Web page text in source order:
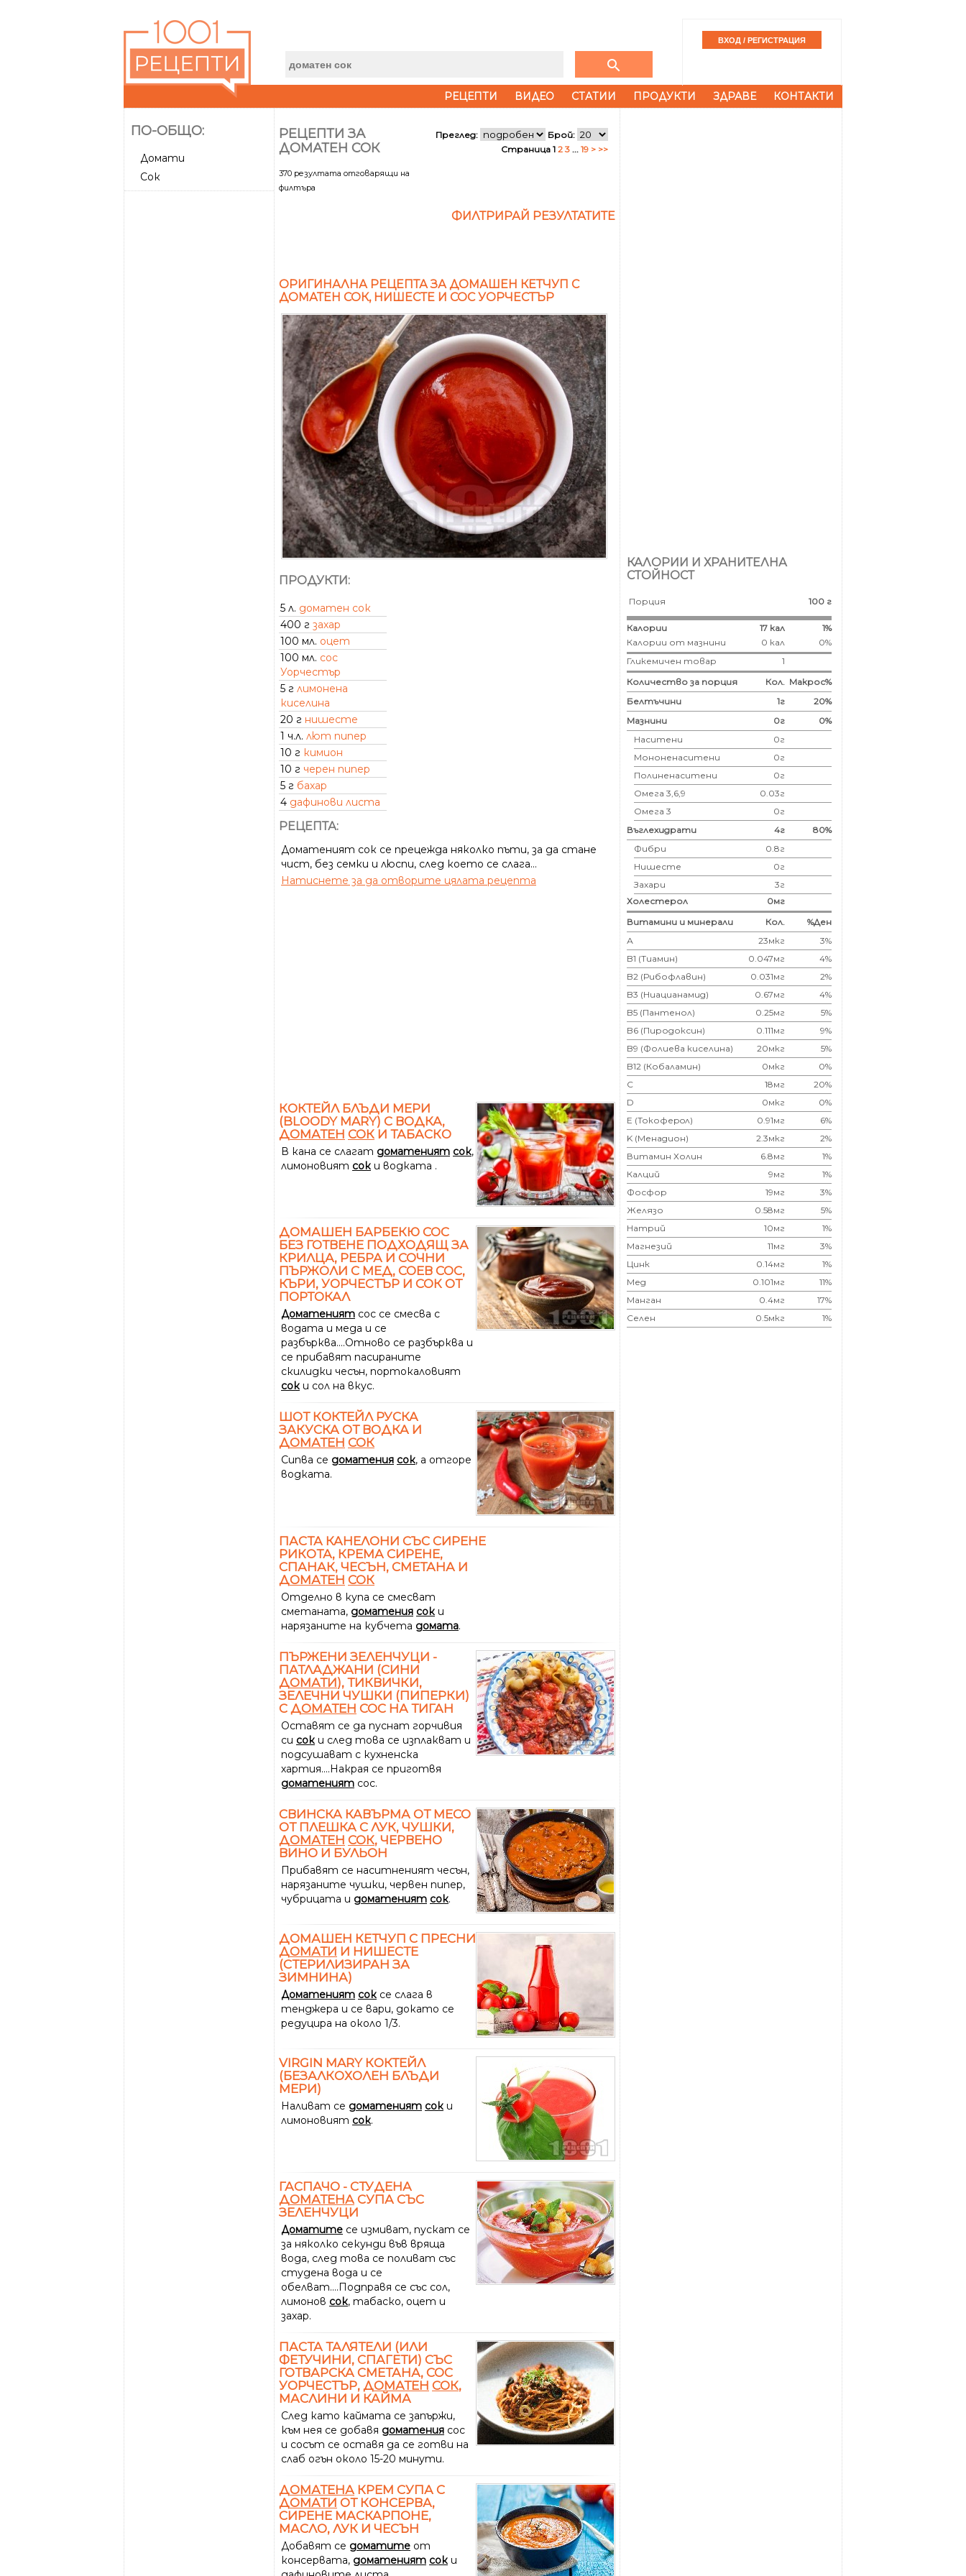
search
РЕЦЕПТИ ВИДЕО СТАТИИ ПРОДУКТИ ЗДРАВЕ КОНТАКТИ
ПО-ОБЩО:
Домати
Сок
РЕЦЕПТИ ЗА
ДОМАТЕН СОК
370 резултата отговарящи на
филтъра
Преглед:
Брой:
Страница 1 2 3 ... 19 > >>
ФИЛТРИРАЙ РЕЗУЛТАТИТЕ
ОРИГИНАЛНА РЕЦЕПТА ЗА ДОМАШЕН КЕТЧУП С
ДОМАТЕН СОК, НИШЕСТЕ И СОС УОРЧЕСТЪР
ПРОДУКТИ:
5 л. доматен сок
400 г захар
100 мл. оцет
100 мл. сос
Уорчестър
5 г лимонена
киселина
20 г нишесте
1 ч.л. лют пипер
10 г кимион
10 г черен пипер
5 г бахар
4 дафинови листа
РЕЦЕПТА:
Доматеният сок се прецежда няколко пъти, за да стане
чист, без семки и люспи, след което се слага...
Натиснете за да отворите цялата рецепта
КОКТЕЙЛ БЛЪДИ МЕРИ
(BLOODY MARY) С ВОДКА,
ДОМАТЕН СОК И ТАБАСКО
В кана се слагат доматеният сок,
лимоновият сок и водката .
ДОМАШЕН БАРБЕКЮ СОС
БЕЗ ГОТВЕНЕ ПОДХОДЯЩ ЗА
КРИЛЦА, РЕБРА И СОЧНИ
ПЪРЖОЛИ С МЕД, СОЕВ СОС,
КЪРИ, УОРЧЕСТЪР И СОК ОТ
ПОРТОКАЛ
Доматеният сос се смесва с
водата и меда и се
разбърква....Отново се разбърква и
се прибавят пасираните
скилидки чесън, портокаловият
сок и сол на вкус.
ШОТ КОКТЕЙЛ РУСКА
ЗАКУСКА ОТ ВОДКА И
ДОМАТЕН СОК
Сипва се доматения сок, а отгоре
водката.
ПАСТА КАНЕЛОНИ СЪС СИРЕНЕ
РИКОТА, КРЕМА СИРЕНЕ,
СПАНАК, ЧЕСЪН, СМЕТАНА И
ДОМАТЕН СОК
Отделно в купа се смесват
сметаната, доматения сок и
нарязаните на кубчета домата.
ПЪРЖЕНИ ЗЕЛЕНЧУЦИ -
ПАТЛАДЖАНИ (СИНИ
ДОМАТИ), ТИКВИЧКИ,
ЗЕЛЕЧНИ ЧУШКИ (ПИПЕРКИ)
С ДОМАТЕН СОС НА ТИГАН
Оставят се да пуснат горчивия
си сок и след това се изплакват и
подсушават с кухненска
хартия....Накрая се приготвя
доматеният сос.
СВИНСКА КАВЪРМА ОТ МЕСО
ОТ ПЛЕШКА С ЛУК, ЧУШКИ,
ДОМАТЕН СОК, ЧЕРВЕНО
ВИНО И БУЛЬОН
Прибавят се наситненият чесън,
нарязаните чушки, червен пипер,
чубрицата и доматеният сок.
ДОМАШЕН КЕТЧУП С ПРЕСНИ
ДОМАТИ И НИШЕСТЕ
(СТЕРИЛИЗИРАН ЗА
ЗИМНИНА)
Доматеният сок се слага в
тенджера и се вари, докато се
редуцира на около 1/3.
VIRGIN MARY КОКТЕЙЛ
(БЕЗАЛКОХОЛЕН БЛЪДИ
МЕРИ)
Наливат се доматеният сок и
лимоновият сок.
ГАСПАЧО - СТУДЕНА
ДОМАТЕНА СУПА СЪС
ЗЕЛЕНЧУЦИ
Доматите се измиват, пускат се
за няколко секунди във вряща
вода, след това се поливат със
студена вода и се
обелват....Подправя се със сол,
лимонов сок, табаско, оцет и
захар.
ПАСТА ТАЛЯТЕЛИ (ИЛИ
ФЕТУЧИНИ, СПАГЕТИ) СЪС
ГОТВАРСКА СМЕТАНА, СОС
УОРЧЕСТЪР, ДОМАТЕН СОК,
МАСЛИНИ И КАЙМА
След като каймата се запържи,
към нея се добавя доматения сос
и сосът се оставя да се готви на
слаб огън около 15-20 минути.
ДОМАТЕНА КРЕМ СУПА С
ДОМАТИ ОТ КОНСЕРВА,
СИРЕНЕ МАСКАРПОНЕ,
МАСЛО, ЛУК И ЧЕСЪН
Добавят се доматите от
консервата, доматеният сок и
КАЛОРИИ И ХРАНИТЕЛНА
СТОЙНОСТ
Порция 100 г
Калории 17 кал
1%
Калории от мазнини
0 кал
0%
Гликемичен товар
1
Количество за порция
Кол. Макрос%
Белтъчини
1г
20%
Мазнини
0г
0%
Наситени
0г
Мононенаситени
0г
Полиненаситени
0г
Омега 3,6,9
0.03г
Омега 3
0г
Въглехидрати
4г
80%
Фибри
0.8г
Нишесте
0г
Захари
3г
Холестерол
0мг
Витамини и минерали
Кол.
%Ден
А
23мкг
3%
B1 (Тиамин)
0.047мг
4%
B2 (Рибофлавин)
0.031мг
2%
B3 (Ниацианамид)
0.67мг
4%
B5 (Пантенол)
0.25мг
5%
B6 (Пиродоксин)
0.111мг
9%
B9 (Фолиева киселина)
20мкг
5%
B12 (Кобаламин)
0мкг
0%
C
18мг
20%
D
0мкг
0%
E (Токоферoл)
0.91мг
6%
K (Менадион)
2.3мкг
2%
Витамин Холин
6.8мг
1%
Калций
9мг
1%
Фосфор
19мг
3%
Желязо
0.58мг
5%
Натрий
10мг
1%
Магнезий
11мг
3%
Цинк
0.14мг
1%
Мед
0.101мг
11%
Манган
0.4мг
17%
Селен
0.5мкг 1%